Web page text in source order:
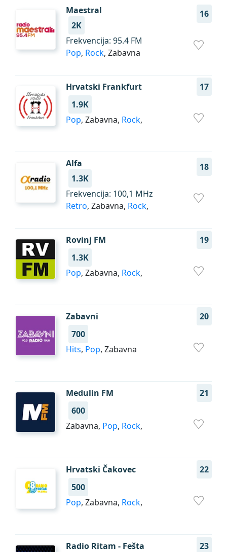
Maestral
16
2K
Frekvencija: 95.4 FM
Pop, Rock, Zabavna
Hrvatski Frankfurt
17
1.9K
Pop, Zabavna, Rock,
Alfa
18
1.3K
Frekvencija: 100,1 MHz
Retro, Zabavna, Rock,
Rovinj FM
19
1.3K
Pop, Zabavna, Rock,
Zabavni
20
700
Hits, Pop, Zabavna
Medulin FM
21
600
Zabavna, Pop, Rock,
Hrvatski Čakovec
22
500
Pop, Zabavna, Rock,
Radio Ritam - Fešta
23